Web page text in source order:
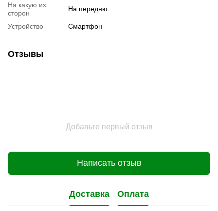
На какую из
сторон
На передню
Устройство Смартфон
Отзывы
Добавьте первый отзыв
Написать отзыв
Доставка Оплата